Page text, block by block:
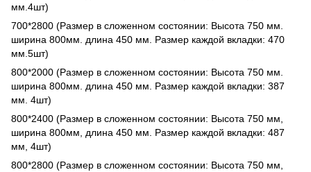
мм.4шт)
700*2800 (Размер в сложенном состоянии: Высота 750 мм.
ширина 800мм. длина 450 мм. Размер каждой вкладки: 470
мм.5шт)
800*2000 (Размер в сложенном состоянии: Высота 750 мм.
ширина 800мм. длина 450 мм. Размер каждой вкладки: 387
мм. 4шт)
800*2400 (Размер в сложенном состоянии: Высота 750 мм,
ширина 800мм, длина 450 мм. Размер каждой вкладки: 487
мм, 4шт)
800*2800 (Размер в сложенном состоянии: Высота 750 мм,